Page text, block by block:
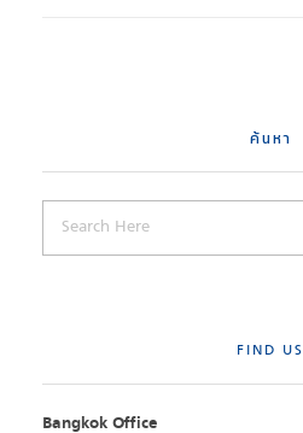
ค้นหา
FIND US
Bangkok Office